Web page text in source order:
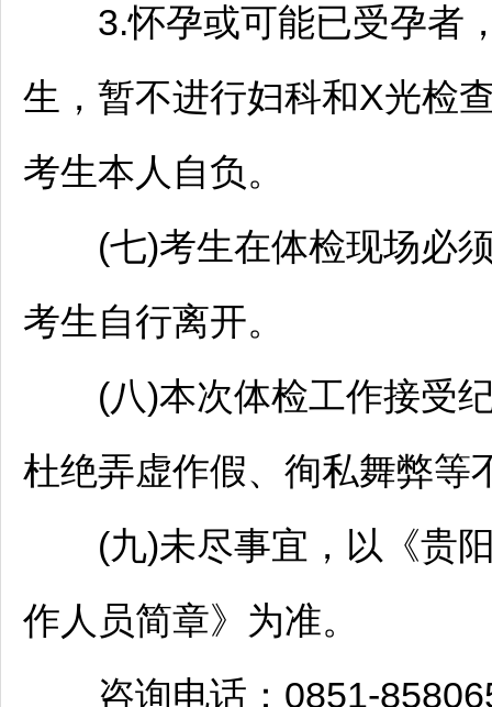
3.怀孕或可能已受孕者，
生，暂不进行妇科和X光检
考生本人自负。
(七)考生在体检现场必须
考生自行离开。
(八)本次体检工作接受纪
杜绝弄虚作假、徇私舞弊等
(九)未尽事宜，以《贵
作人员简章》为准。
咨询电话：0851-